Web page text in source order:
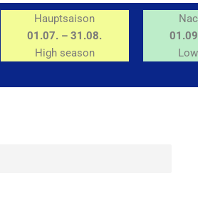
Hauptsaison
01.07. – 31.08.
High season